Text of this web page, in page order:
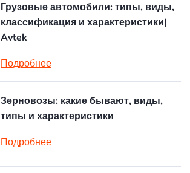
Грузовые автомобили: типы, виды,
классификация и характеристики|
Avtek
Подробнее
Зерновозы: какие бывают, виды,
типы и характеристики
Подробнее